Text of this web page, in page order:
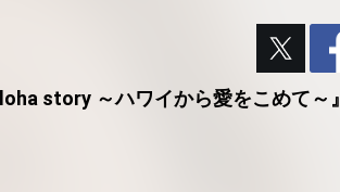
story ～ハワイから愛をこめて～』